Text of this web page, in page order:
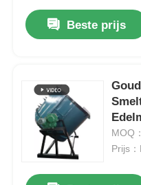
Beste prijs
MOQ
Prijs